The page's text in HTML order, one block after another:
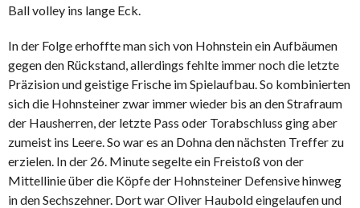
Ball volley ins lange Eck.
In der Folge erhoffte man sich von Hohnstein ein Aufbäumen
gegen den Rückstand, allerdings fehlte immer noch die letzte
Präzision und geistige Frische im Spielaufbau. So kombinierten
sich die Hohnsteiner zwar immer wieder bis an den Strafraum
der Hausherren, der letzte Pass oder Torabschluss ging aber
zumeist ins Leere. So war es an Dohna den nächsten Treffer zu
erzielen. In der 26. Minute segelte ein Freistoß von der
Mittellinie über die Köpfe der Hohnsteiner Defensive hinweg
in den Sechszehner. Dort war Oliver Haubold eingelaufen und